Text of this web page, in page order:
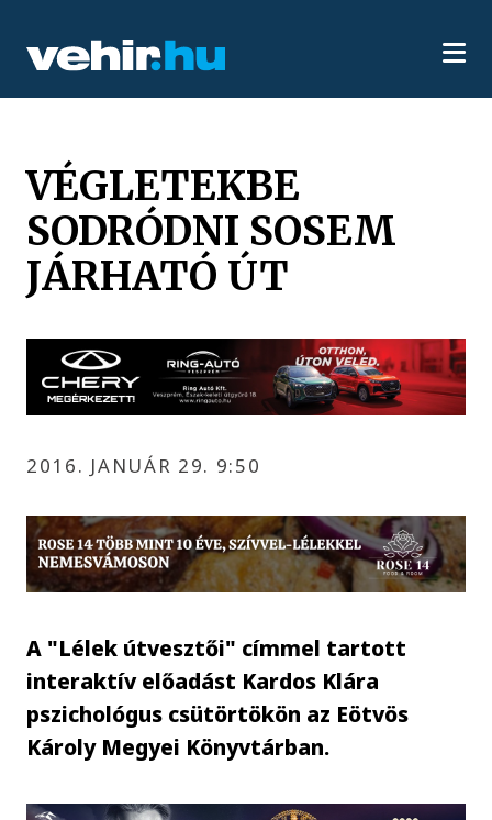
VÉGLETEKBE
SODRÓDNI SOSEM
JÁRHATÓ ÚT
2016. JANUÁR 29. 9:50
A "Lélek útvesztői" címmel tartott
interaktív előadást Kardos Klára
pszichológus csütörtökön az Eötvös
Károly Megyei Könyvtárban.